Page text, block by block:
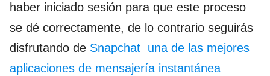
haber iniciado sesión para que este proceso
se dé correctamente, de lo contrario seguirás
disfrutando de Snapchat una de las mejores
aplicaciones de mensajería instantánea